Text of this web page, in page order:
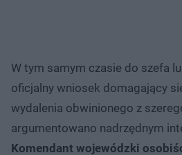
W tym samym czasie do szefa
oficjalny wniosek domagający
wydalenia obwinionego z
argumentowano nadrzędnym
Komendant wojewódzki